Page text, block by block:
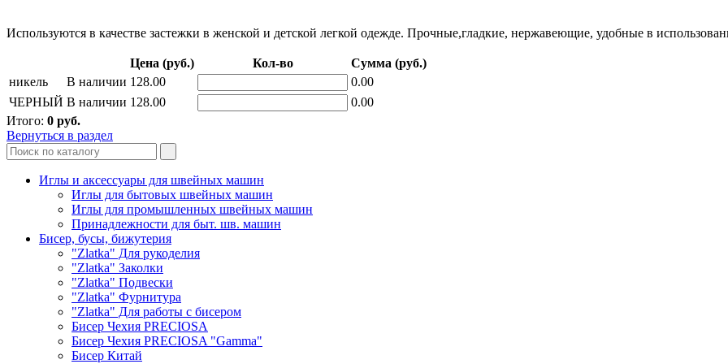
Используются в качестве застежки в женской и детской легкой одежде. Прочные,гладкие, нержавеющие, удобные в
Цена (руб.) Кол-во
Сумма (руб.)
никель
В наличии 128.00
0.00
ЧЕРНЫЙ В наличии 128.00
0.00
Итого: 0 руб.
Вернуться в раздел
Иглы и аксессуары для швейных машин
Иглы для бытовых швейных машин
Иглы для промышленных швейных машин
Принадлежности для быт. шв. машин
Бисер, бусы, бижутерия
"Zlatka" Для рукоделия
"Zlatka" Заколки
"Zlatka" Подвески
"Zlatka" Фурнитура
"Zlatka" Для работы с бисером
Бисер Чехия PRECIOSA
Бисер Чехия PRECIOSA "Gamma"
Бисер Китай